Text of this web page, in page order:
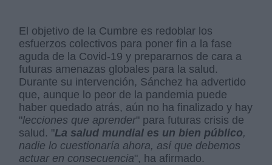
El objetivo de la Cumbre es redoblar los
esfuerzos colectivos para poner fin a la fase
aguda de la Covid-19 y prepararnos de cara a
futuras amenazas globales para la salud.
Durante su intervención, Sánchez ha advertido
que, aunque lo peor de la pandemia puede
haber quedado atrás, aún no ha finalizado y hay
"lecciones que aprender" para futuras crisis de
salud. "La salud mundial es un bien público,
nadie lo cuestionaría ahora, así que debemos
actuar en consecuencia", ha afirmado.